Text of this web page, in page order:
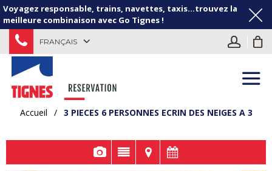
Voyagez responsable, trains, navettes, taxis...trouvez la
meilleure combinaison avec Go Tignes !
FRANÇAIS
Accueil / 3 PIECES 6 PERSONNES ECRIN DES NEIGES A 3